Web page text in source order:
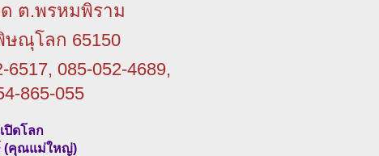
ต.พรหมพิราม
ณุโลก 65150
085-052-4689,
865-055
ปิดโลก
(คุณแม่ใหญ่)